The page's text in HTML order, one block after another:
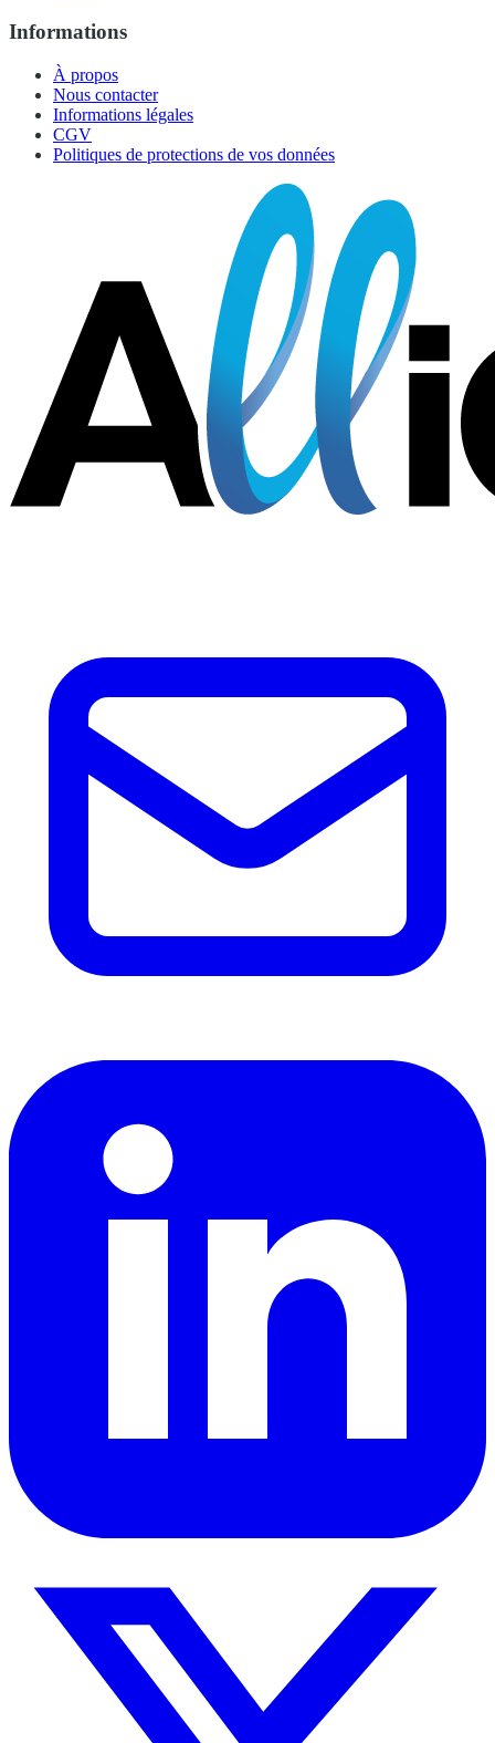
Informations
À propos
Nous contacter
Informations légales
CGV
Politiques de protections de vos données